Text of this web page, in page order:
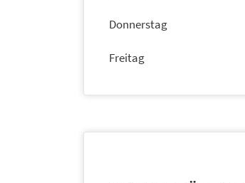
Donnerstag
Freitag